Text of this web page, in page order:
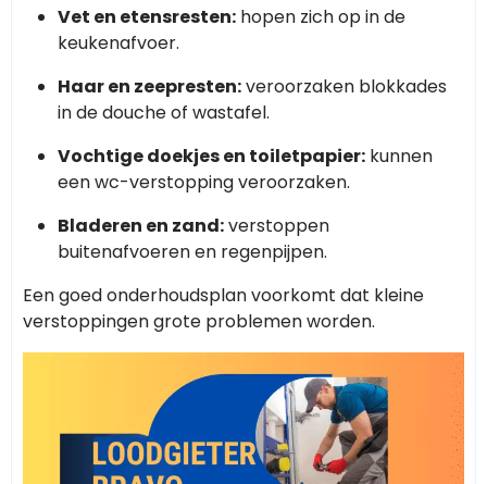
Vet en etensresten: hopen zich op in de
keukenafvoer.
Haar en zeepresten:veroorzaken blokkades
in de douche of wastafel.
Vochtige doekjes en toiletpapier: kunnen
een wc-verstopping veroorzaken.
Bladeren en zand:verstoppen
buitenafvoeren en regenpijpen.
Een goed onderhoudsplan voorkomt dat kleine
verstoppingen grote problemen worden.